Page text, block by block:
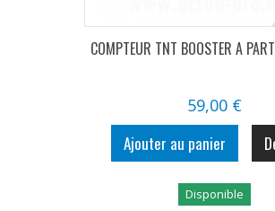
COMPTEUR TNT BOOSTER A
59,00 €
Ajouter au panier
Disponible